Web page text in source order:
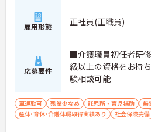
雇用形態 正社員(正職員)
応募要件
■介護職員初任者研
級以上の資格をお持
験相談可能
車通勤可 残業少なめ 託児所・育児補助
無
産休･育休･介護休暇取得実績あり
社会保険完備